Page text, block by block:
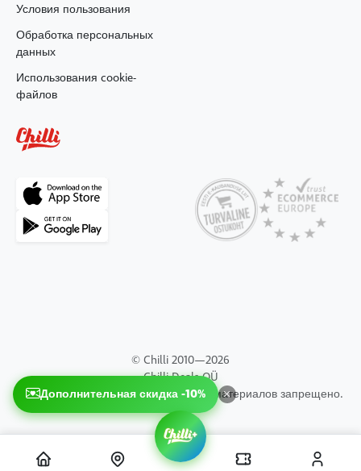
Дополнительная скидка -10%
Условия пользования
Обработка персональных
данных
Использования cookie-
файлов
© Chilli 2010—2026
Chilli Deals OÜ
Все права защищены. Копирование материалов запрещено.